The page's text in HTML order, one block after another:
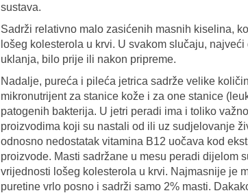
sustava.
Sadrži relativno malo zasićenih masnih kiselina,
lošeg kolesterola u krvi. U svakom slučaju,
uklanja, bilo prije ili nakon pripreme.
Nadalje, pureća i pileća jetrica sadrže velike
mikronutrijent za stanice kože i za one stanice
patogenih bakterija. U jetri peradi ima i toliko
proizvodima koji su nastali od ili uz sudjelovanje
odnosno nedostatak vitamina B12 uočava kod
proizvode. Masti sadržane u mesu peradi dijelom
vrijednosti lošeg kolesterola u krvi. Najmasnije je
puretine vrlo posno i sadrži samo 2% masti.